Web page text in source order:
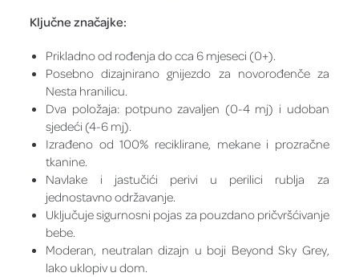
Ključne značajke:
Prikladno od rođenja do cca 6 mjeseci (0+).
Posebno dizajnirano gnijezdo za novorođenče za
Nesta hranilicu.
Dva položaja: potpuno zavaljen (0-4 mj) i udoban
sjedeći (4-6 mj).
Izrađeno od 100% reciklirane, mekane i prozračne
tkanine.
Navlake i jastučići perivi u perilici rublja za
jednostavno održavanje.
Uključuje sigurnosni pojas za pouzdano pričvršćivanje
bebe.
Moderan, neutralan dizajn u boji Beyond Sky Grey,
lako uklopiv u dom.